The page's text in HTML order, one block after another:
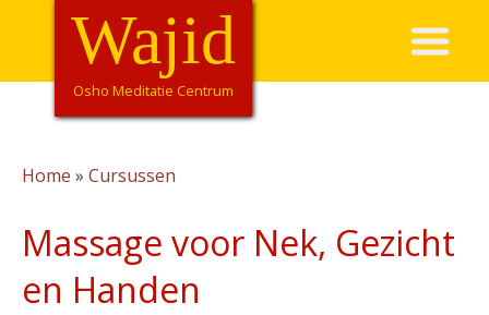
Overslaan
de
HoofdnavigatieWajid
Osho Meditatie Centrum
Home Cursussen
Massage voor Nek, Gezicht
en Handen